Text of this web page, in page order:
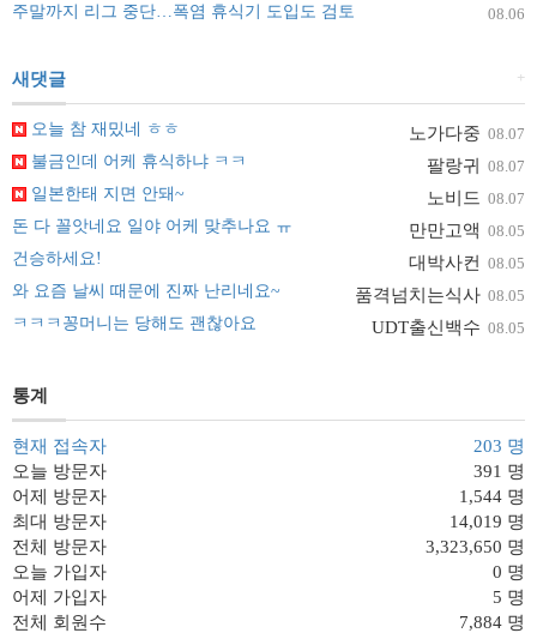
08.06
주말까지 리그 중단…폭염 휴식기 도입도 검토
+
새댓글
노가다중 08.07
오늘 참 재밌네 ㅎㅎ
팔랑귀 08.07
불금인데 어케 휴식하냐 ㅋㅋ
노비드 08.07
일본한태 지면 안돼~
만만고액 08.05
돈 다 꼴앗네요 일야 어케 맞추나요 ㅠ
대박사컨 08.05
건승하세요!
품격넘치는식사 08.05
와 요즘 날씨 때문에 진짜 난리네요~
UDT출신백수 08.05
ㅋㅋㅋ꽁머니는 당해도 괜찮아요
통계
현재 접속자
203 명
오늘 방문자
391 명
어제 방문자
1,544 명
최대 방문자
14,019 명
전체 방문자
3,323,650 명
오늘 가입자
0 명
어제 가입자
5 명
전체 회원수
7,884 명